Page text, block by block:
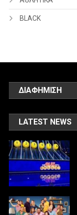
BLACK
ΔΙΑΦΗΜΙΣΗ
LATEST NEWS